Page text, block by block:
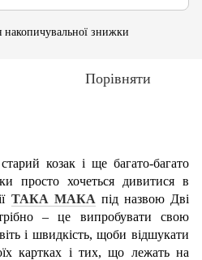
накопичувальної знижки
Порівняти
козак і ще багато-багато
просто хочеться дивитися в
ТАКА МАКА під назвою Дві
‒ це випробувати свою
і швидкість, щоби відшукати
картках і тих, що лежать на